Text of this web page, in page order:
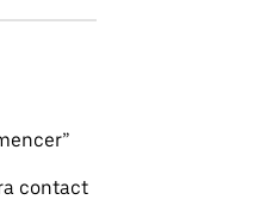
contact